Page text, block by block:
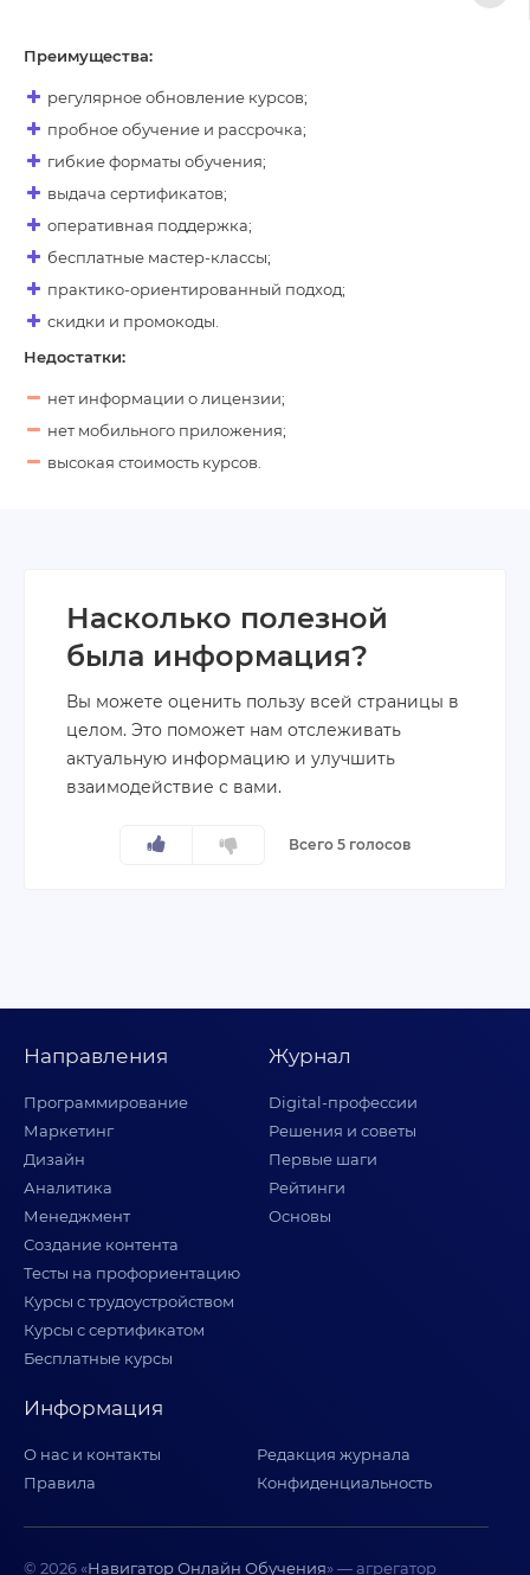
Преимущества:
регулярное обновление курсов;
пробное обучение и рассрочка;
гибкие форматы обучения;
выдача сертификатов;
оперативная поддержка;
бесплатные мастер-классы;
практико-ориентированный подход;
скидки и промокоды.
Недостатки:
нет информации о лицензии;
нет мобильного приложения;
высокая стоимость курсов.
Насколько полезной
была информация?
Вы можете оценить пользу всей страницы в
целом. Это поможет нам отслеживать
актуальную информацию и улучшить
взаимодействие с вами.
Всего 5 голосов
Направления
Программирование
Маркетинг
Дизайн
Аналитика
Менеджмент
Создание контента
Тесты на профориентацию
Курсы с трудоустройством
Курсы с сертификатом
Бесплатные курсы
Журнал
Digital-профессии
Решения и советы
Первые шаги
Рейтинги
Основы
Информация
О нас и контакты
Редакция журнала
Правила
Конфиденциальность
© 2026 «Навигатор Онлайн Обучения» — агрегатор